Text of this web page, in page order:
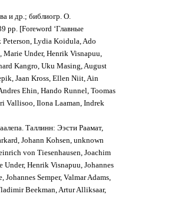
и др.; библиогр. О.
pp. [Foreword ‘Главные
Peterson, Lydia Koidula, Ado
Under, Henrik Visnapuu,
Kangro, Uku Masing, August
Jaan Kross, Ellen Niit, Ain
Ehin, Hando Runnel, Toomas
Vallisoo, Ilona Laaman, Indrek
Таллинн: Ээсти Раамат,
Johann Kohsen, unknown
von Tiesenhausen, Joachim
Henrik Visnapuu, Johannes
Semper, Valmar Adams,
Beekman, Artur Alliksaar,